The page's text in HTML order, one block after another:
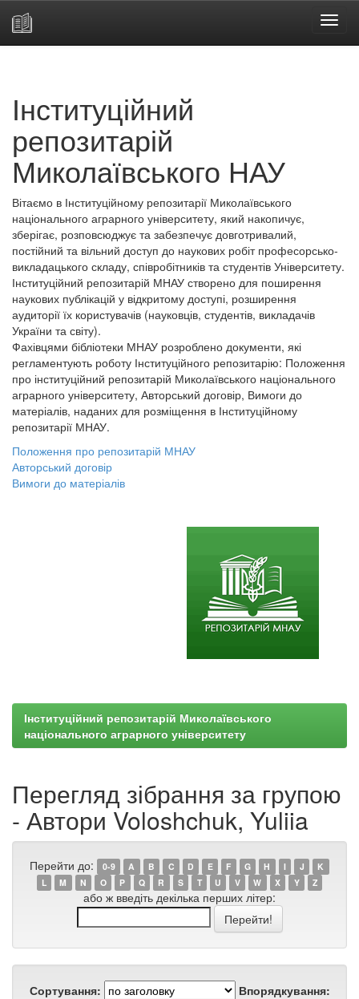
Інституційний
репозитарій
Миколаївського НАУ
Вітаємо в Інституційному репозитарії Миколаївського
національного аграрного університету, який накопичує,
зберігає, розповсюджує та забезпечує довготривалий,
постійний та вільний доступ до наукових робіт професорсько-
викладацького складу, співробітників та студентів Університету.
Інституційний репозитарій МНАУ створено для поширення
наукових публікацій у відкритому доступі, розширення
аудиторії їх користувачів (науковців, студентів, викладачів
України та світу).
Фахівцями бібліотеки МНАУ розроблено документи, які
регламентують роботу Інституційного репозитарію: Положення
про інституційний репозитарій Миколаївського національного
аграрного університету, Авторський договір, Вимоги до
матеріалів, наданих для розміщення в Інституційному
репозитарії МНАУ.
Положення про репозитарій МНАУ
Авторський договір
Вимоги до матеріалів
Інституційний репозитарій Миколаївського
національного аграрного університету
Перегляд зібрання за групою
- Автори Voloshchuk, Yuliia
Перейти до: 0-9 A B C D E F G H I J
K
L
M N O P Q R S T U V W X Y Z
або ж введіть декілька перших літер:
Сортування:
Впорядкування: